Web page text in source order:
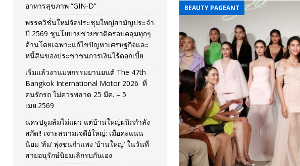
วันที่สายอนุรักษ์นิยมเลิกรบกันเอง
PR NEWS
[ November 26, 2025 ] i-Motor เปิดตัว BREEZE ปักธงผู้นำ EV สองล้อที่เข้าใจผู้ใช้ไทย
[ April 30, 2026 ] จุฬาฯ เปิดตัวโครงการ ต้นแบบนวัตกรรมอาหารสุขภาพ “GIN-D”
BEAUTY PAGEANT
อาหารสุขภาพ “GIN-D”
พรรควิชั่นใหม่จัดประชุมใหญ่สามัญประจำ
ปี 2569 ชูนโยบายช่วยชาติครอบคลุมทุกๆ
ด้านโดยเฉพาะแก้ไขปัญหาเศรษฐกิจและ
หนี้สินของประชาชนการเงินไร้ดอกเบี้ย
เริ่มแล้วงานมหกรรมยานยนต์ The 47th
Bangkok International Motor 2026 ที่
คนรักรถ ไม่ควรพลาด 25 มีค. – 5
เมย.2569
นครปฐมส้มไม่แผ่ว แต่บ้านใหญ่ผนึกกำลัง
สกัด!! เจาะสนามเจดีย์ใหญ่: เมื่อคะแนน
นิยม ‘ส้ม’ พุ่งชนกำแพง ‘บ้านใหญ่’ ในวันที่
สายอนุรักษ์นิยมเลิกรบกันเอง